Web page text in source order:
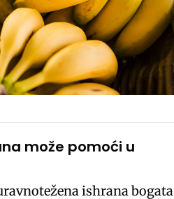
može pomoći u
ishrana bogata